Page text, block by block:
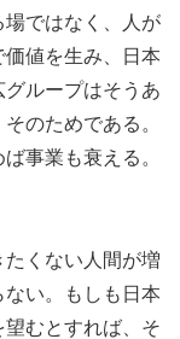
ではなく、人が
値を生み、日本
ループはそうあ
のためである。
事業も衰える。
くない人間が増
い。もしも日本
むとすれば、そ